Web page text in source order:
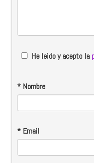
He leido y acepto la
* Nombre
* Email